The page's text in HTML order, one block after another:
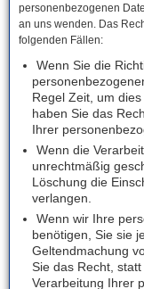
personenbezogenen
an uns wenden. Das
folgenden Fällen:
Wenn Sie die
Regel Zeit, um
haben Sie das
Ihrer
Wenn die
unrechtmäßig
Löschung die
verlangen.
Wenn wir Ihre
benötigen, Sie sie
Geltendmachung
Sie das Recht,
Verarbeitung Ihrer